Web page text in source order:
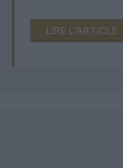
LIRE L'ARTICLE